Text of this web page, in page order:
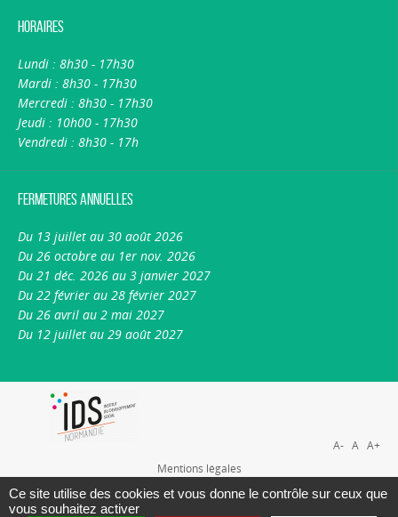
Horaires
Lundi : 8h30 - 17h30
Mardi : 8h30 - 17h30
Mercredi : 8h30 - 17h30
Jeudi : 10h00 - 17h30
Vendredi : 8h30 - 17h
Fermetures annuelles
Du 13 juillet au 30 août 2026
Du 26 octobre au 1er nov. 2026
Du 21 déc. 2026 au 3 janvier 2027
Du 22 février au 28 février 2027
Du 26 avril au 2 mai 2027
Du 12 juillet au 29 août 2027
Mentions légales
Plan du site
A- A A+
Ce site utilise des cookies et vous donne le contrôle sur ceux que
vous souhaitez activer